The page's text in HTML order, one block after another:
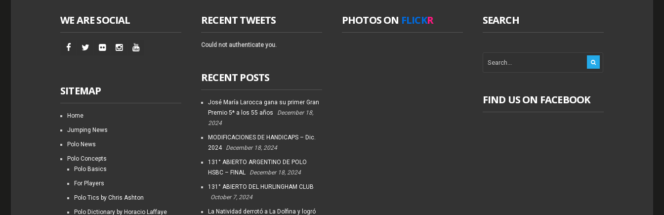
WE ARE SOCIAL
SITEMAP
Home
Jumping News
Polo News
Polo Concepts
Polo Basics
For Players
Polo Tics by Chris Ashton
Polo Dictionary by Horacio Laffaye
RECENT TWEETS
Could not authenticate you.
RECENT POSTS
José María Larocca gana su primer Gran
Premio 5* a los 55 años
December 18,
2024
MODIFICACIONES DE HANDICAPS – Dic.
2024
December 18, 2024
131° ABIERTO ARGENTINO DE POLO
HSBC – FINAL
December 18, 2024
131° ABIERTO DEL HURLINGHAM CLUB
October 7, 2024
La Natividad derrotó a La Dolfina y logró
PHOTOS ON FLICKR SEARCH
FIND US ON FACEBOOK